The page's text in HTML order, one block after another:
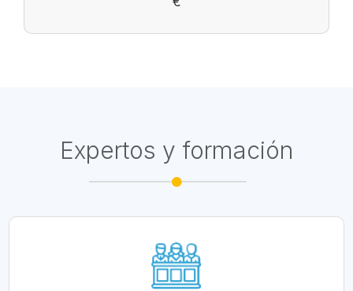
Expertos y formación